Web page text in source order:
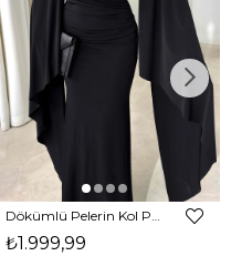
Dökümlü Pelerin Kol Pencere Detaylı Maxi Siyah Arlev Kadın Elbise 26Y511
₺1.999,99